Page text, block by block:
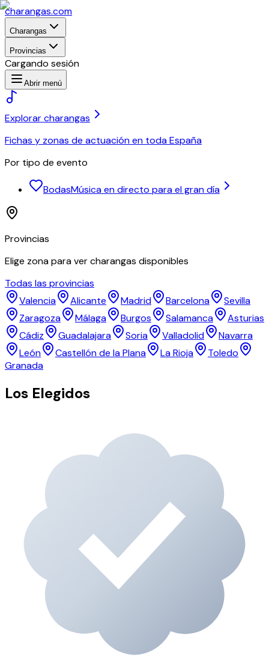
charangas.com
Charangas
Provincias
Cargando sesión
Abrir menú
Explorar charangas
Fichas y zonas de actuación en toda España
Por tipo de evento
BodasMúsica en directo para el gran día
Provincias
Elige zona para ver charangas disponibles
Todas las provincias
Valencia
Alicante Madrid Barcelona
Sevilla
Zaragoza
Málaga Burgos Salamanca
Asturias
Cádiz
Guadalajara Soria Valladolid
Navarra
León
Castellón de la Plana La Rioja
Toledo
Granada
Los Elegidos